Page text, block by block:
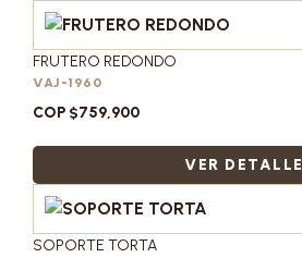
FRUTERO REDONDO
VAJ-1960
COP $759,900
VER DETALLE
SOPORTE TORTA